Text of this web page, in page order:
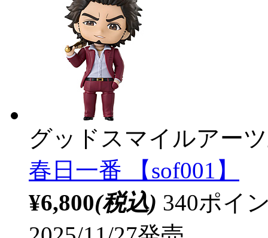
グッドスマイルアー
春日一番 【sof001】
¥6,800(税込) 340ポイ